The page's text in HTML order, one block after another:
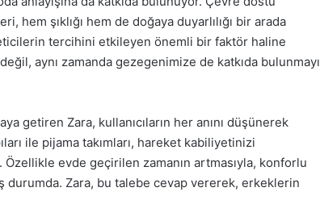
hem şıklığı hem de doğaya duyarlılığı bir arada
tercihini etkileyen önemli bir faktör haline
aynı zamanda gezegenimize de katkıda bulunmayı
getiren Zara, kullanıcıların her anını düşünerek
ile pijama takımları, hareket kabiliyetinizi
evde geçirilen zamanın artmasıyla, konforlu
durumda. Zara, bu talebe cevap vererek, erkeklerin